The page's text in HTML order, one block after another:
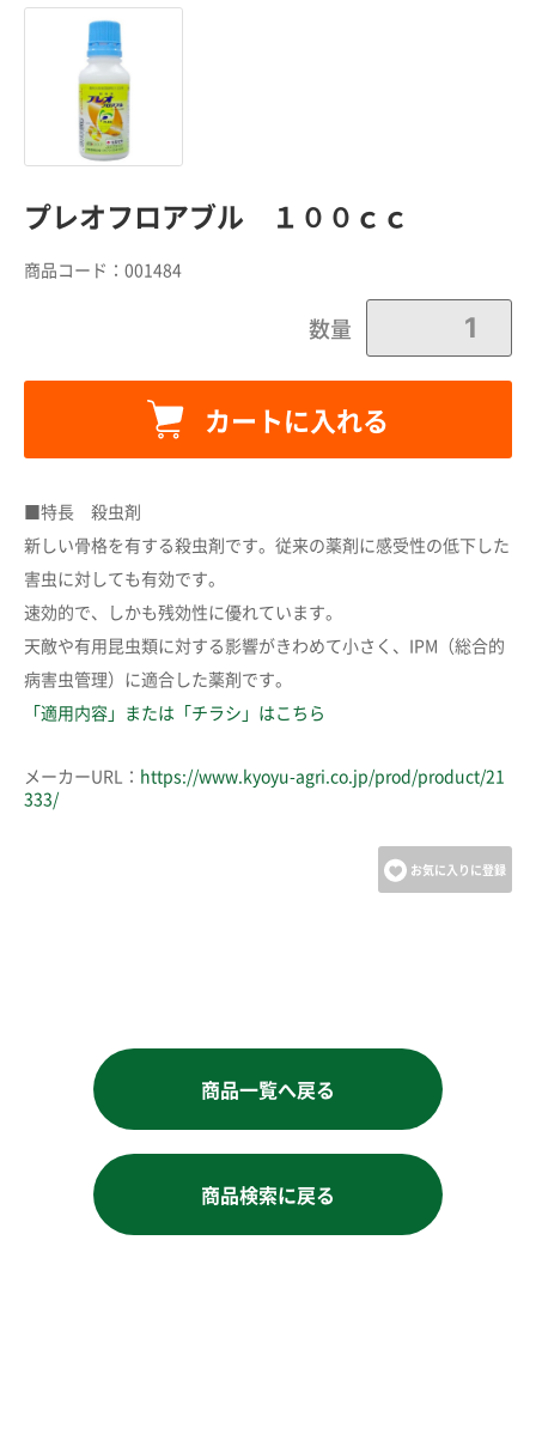
プレオフロアブル １００ｃｃ
商品コード： 001484
数量
カートに入れる
カートに追加しました。
お買い物を続ける
カートへ進む
■特長 殺虫剤
新しい骨格を有する殺虫剤です。従来の薬剤に感受性の低下した
害虫に対しても有効です。
速効的で、しかも残効性に優れています。
天敵や有用昆虫類に対する影響がきわめて小さく、IPM（総合的
病害虫管理）に適合した薬剤です。
「適用内容」または「チラシ」はこちら
メーカーURL： https://www.kyoyu-agri.co.jp/prod/product/21
333/
お気に入りに登録
商品一覧へ戻る
商品検索に戻る